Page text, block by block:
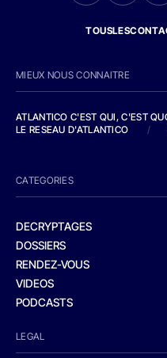
MIEUX NOUS CONNAITRE
ATLANTICO C'EST QUI, C'EST
LE RESEAU D'ATLANTICO
/
CATEGORIES
DECRYPTAGES
DOSSIERS
RENDEZ-VOUS
VIDEOS
PODCASTS
LEGAL